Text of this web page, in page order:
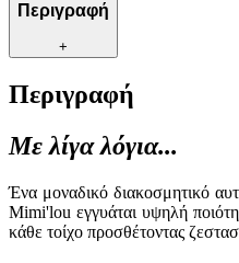
Περιγραφή
+
Περιγραφή
Με λίγα λόγια...
Ένα μοναδικό διακοσμητικό
Mimi'lou εγγυάται υψηλή
κάθε τοίχο προσθέτοντας